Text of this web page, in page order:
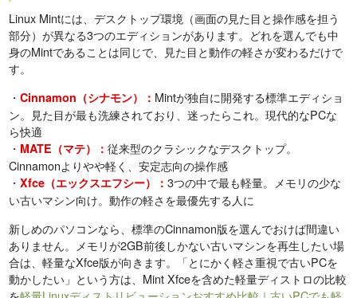
Linux Mintには、デスクトップ環境（画面の見た目と操作感を担う
部分）が異なる3つのエディションがあります。どれを選んでも中
身のMintであることは同じで、見た目と動作の軽さが変わるだけで
す。
・Cinnamon（シナモン）： Mintが独自に開発する標準エディショ
ン。見た目が最も洗練されており、迷ったらこれ。現代的なPCな
ら快適
・ MATE（マテ）：従来型のクラシックなデスクトップ。
Cinnamonよりやや軽く、安定志向の操作感
・Xfce（エックスエフシー）：3つの中で最も軽量。メモリの少な
い古いマシン向け。動作の軽さを最優先する人に
新しめのパソコンなら、標準のCinnamon版を選んでおけば間違い
ありません。メモリが2GB前後しかない古いマシンを再生したい場
合は、軽量なXfce版が向きます。「とにかく軽さ重視で古いPCを
動かしたい」という方は、Mint Xfceを含めた軽量ディストロの比較